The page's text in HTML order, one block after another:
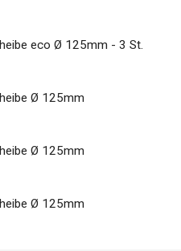
eco Ø 125mm - 3 St.
Ø 125mm
Ø 125mm
Ø 125mm